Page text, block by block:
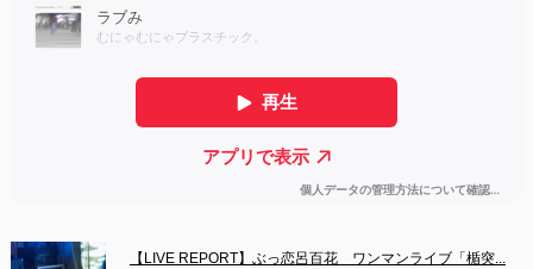
【LIVE REPORT】ぶっ恋呂百花　ワンマンライブ「楯突...